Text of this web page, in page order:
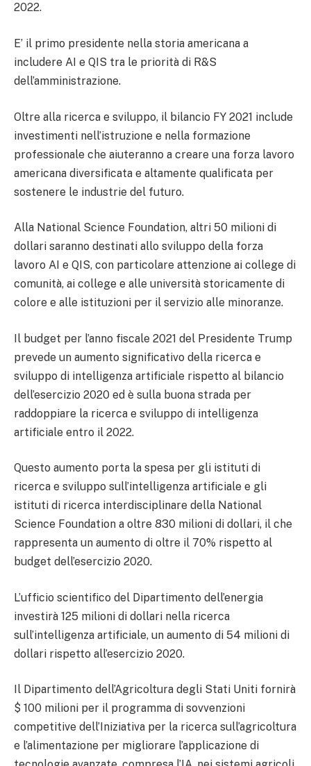
2022.
E’ il primo presidente nella storia americana a
includere AI e QIS tra le priorità di R&S
dell’amministrazione.
Oltre alla ricerca e sviluppo, il bilancio FY 2021 include
investimenti nell’istruzione e nella formazione
professionale che aiuteranno a creare una forza lavoro
americana diversificata e altamente qualificata per
sostenere le industrie del futuro.
Alla National Science Foundation, altri 50 milioni di
dollari saranno destinati allo sviluppo della forza
lavoro AI e QIS, con particolare attenzione ai college di
comunità, ai college e alle università storicamente di
colore e alle istituzioni per il servizio alle minoranze.
Il budget per l’anno fiscale 2021 del Presidente Trump
prevede un aumento significativo della ricerca e
sviluppo di intelligenza artificiale rispetto al bilancio
dell’esercizio 2020 ed è sulla buona strada per
raddoppiare la ricerca e sviluppo di intelligenza
artificiale entro il 2022.
Questo aumento porta la spesa per gli istituti di
ricerca e sviluppo sull’intelligenza artificiale e gli
istituti di ricerca interdisciplinare della National
Science Foundation a oltre 830 milioni di dollari, il che
rappresenta un aumento di oltre il 70% rispetto al
budget dell’esercizio 2020.
L’ufficio scientifico del Dipartimento dell’energia
investirà 125 milioni di dollari nella ricerca
sull’intelligenza artificiale, un aumento di 54 milioni di
dollari rispetto all’esercizio 2020.
Il Dipartimento dell’Agricoltura degli Stati Uniti fornirà
$ 100 milioni per il programma di sovvenzioni
competitive dell’Iniziativa per la ricerca sull’agricoltura
e l’alimentazione per migliorare l’applicazione di